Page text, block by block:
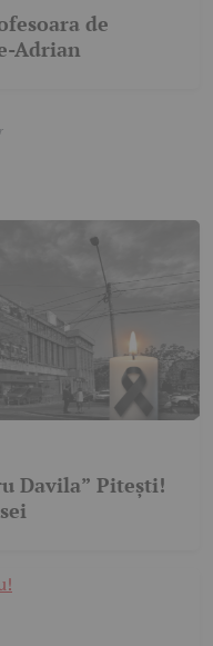
de
Adrian
Davila” Pitești!